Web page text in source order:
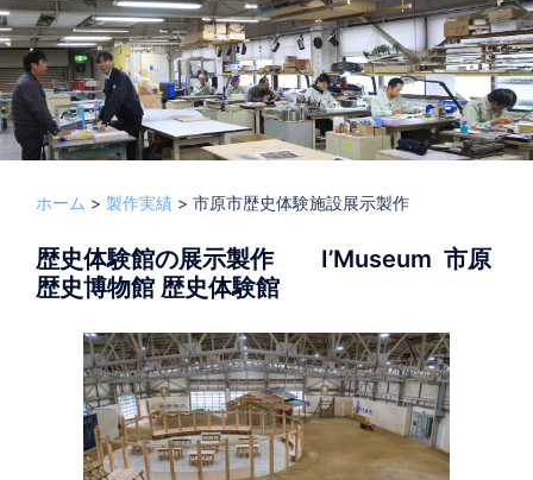
キ
ッ
プ
ホーム > 製作実績 > 市原市歴史体験施設展示製作
歴史体験館の展示製作 I’Museum 市原
歴史博物館 歴史体験館